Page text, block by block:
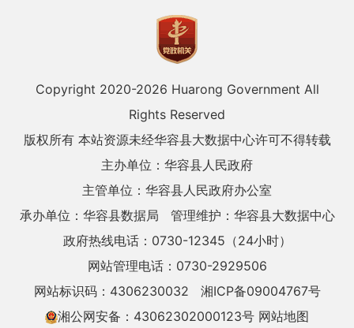
Copyright 2020-2026 Huarong Government All
Rights Reserved
版权所有 本站资源未经华容县大数据中心许可不得转载
主办单位：华容县人民政府
主管单位：华容县人民政府办公室
承办单位：华容县数据局
管理维护：华容县大数据中心
政府热线电话：0730-12345（24小时）
网站管理电话：0730-2929506
网站标识码：4306230032
湘ICP备09004767号
湘公网安备：43062302000123号 网站地图